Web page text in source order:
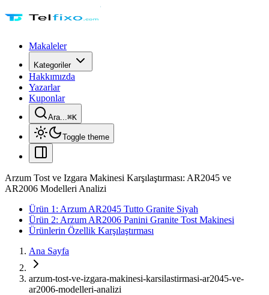
Makaleler
Kategoriler
Hakkımızda
Yazarlar
Kuponlar
Ara...⌘K
Toggle theme
Arzum Tost ve Izgara Makinesi Karşılaştırması: AR2045 ve
AR2006 Modelleri Analizi
Ürün 1: Arzum AR2045 Tutto Granite Siyah
Ürün 2: Arzum AR2006 Panini Granite Tost Makinesi
Ürünlerin Özellik Karşılaştırması
Ana Sayfa
arzum-tost-ve-izgara-makinesi-karsilastirmasi-ar2045-ve-
ar2006-modelleri-analizi